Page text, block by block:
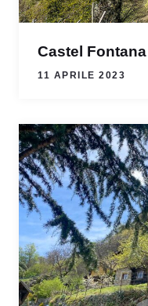
Castel
11 APRILE 2023